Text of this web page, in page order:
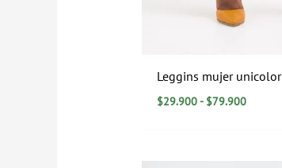
Leggins mujer unicolor
$29.900- $79.900